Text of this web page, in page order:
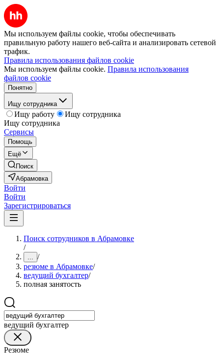
Мы используем файлы cookie, чтобы обеспечивать
правильную работу нашего веб-сайта и анализировать сетевой
трафик.
Правила использования файлов cookie
Мы используем файлы cookie. Правила использования
файлов cookie
Понятно
Ищу сотрудника
Ищу работу
Ищу сотрудника
Ищу сотрудника
Сервисы
Помощь
Ещё
Поиск
Абрамовка
Войти
Войти
Зарегистрироваться
Поиск сотрудников в Абрамовке
/
... /
резюме в Абрамовке/
ведущий бухгалтер/
полная занятость
ведущий бухгалтер
Резюме